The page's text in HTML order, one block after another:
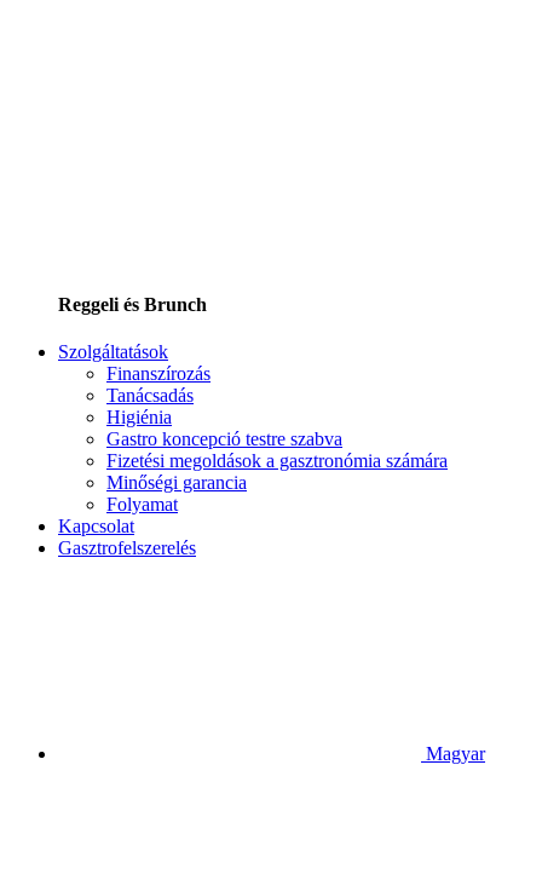
Reggeli és Brunch
Szolgáltatások
Finanszírozás
Tanácsadás
Higiénia
Gastro koncepció testre szabva
Fizetési megoldások a gasztronómia számára
Minőségi garancia
Folyamat
Kapcsolat
Gasztrofelszerelés
Magyar